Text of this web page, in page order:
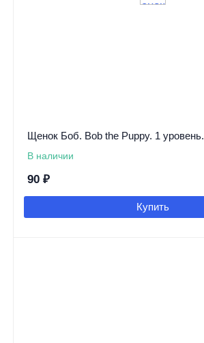
Щенок Боб. Bob the Puppy. 1 уровень.
В наличии
90 ₽
Купить